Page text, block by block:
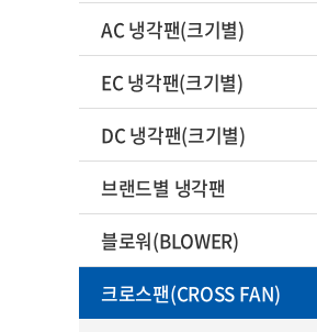
AC 냉각팬(크기별)
EC 냉각팬(크기별)
DC 냉각팬(크기별)
브랜드별 냉각팬
블로워(BLOWER)
크로스팬(CROSS FAN)